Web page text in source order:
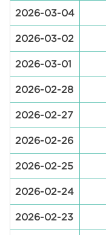
2026-03-04
2026-03-02
2026-03-01
2026-02-28
2026-02-27
2026-02-26
2026-02-25
2026-02-24
2026-02-23